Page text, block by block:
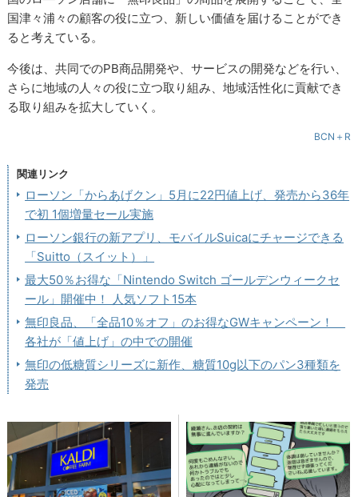
国津々浦々の顧客の役に立つ、新しい価値を届けることができ
ると考えている。
今後は、共同でのPB商品開発や、サービスの開発などを行い、
さらに地域の人々の役に立つ取り組み、地域活性化に貢献でき
る取り組みを拡大していく。
BCN＋R
関連リンク
ローソン「からあげクン」5月に22円値上げ、発売から36年
で初 1個増量セール実施
ローソン銀行の新アプリ、モバイルSuicaにチャージできる
「Suitto（スイット）」
最大50％お得な「Nintendo Switch ゴールデンウィークセ
ール」開催中！ 人気ソフト15本
無印良品、「全品10％オフ」のお得なGWキャンペーン！
各社が「値上げ」の中での開催
無印の低糖質シリーズに新作、糖質10g以下のパン3種類を
発売